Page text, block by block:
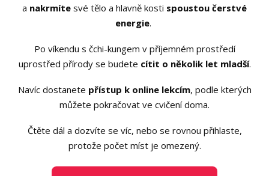
a nakrmíte své tělo a hlavně kosti spoustou čerstvé
energie.
Po víkendu s čchi-kungem v příjemném prostředí
uprostřed přírody se budete cítit o několik let mladší.
Navíc dostanete přístup k online lekcím, podle kterých
můžete pokračovat ve cvičení doma.
Čtěte dál a dozvíte se víc, nebo se rovnou přihlaste,
protože počet míst je omezený.